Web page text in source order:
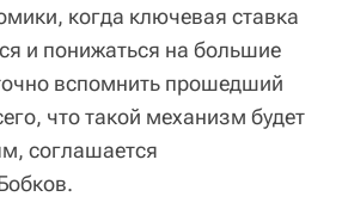
когда ключевая ставка
и понижаться на большие
вспомнить прошедший
что такой механизм будет
соглашается